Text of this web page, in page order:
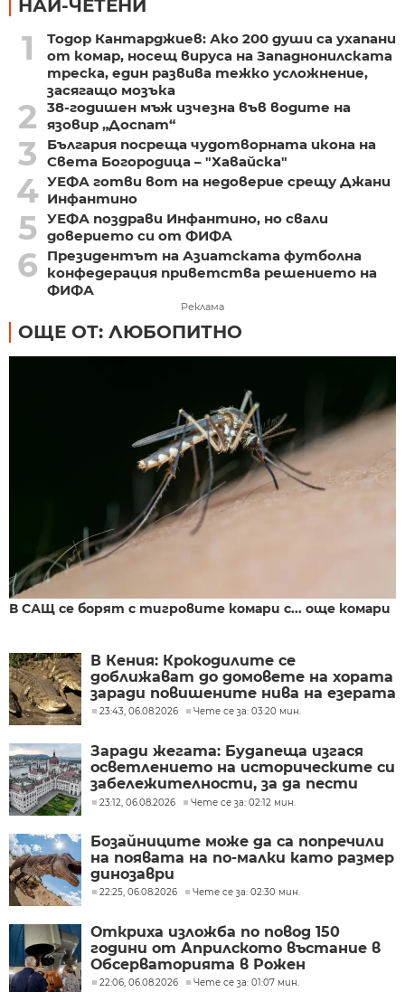
НАЙ-ЧЕТЕНИ
1
Тодор Кантарджиев: Ако 200 души са ухапани
от комар, носещ вируса на Западнонилската
треска, един развива тежко усложнение,
засягащо мозъка
2
38-годишен мъж изчезна във водите на
язовир „Доспат“
3
България посреща чудотворната икона на
Света Богородица – "Хавайска"
4 УЕФА готви вот на недоверие срещу Джани
Инфантино
5 УЕФА поздрави Инфантино, но свали
доверието си от ФИФА
6
Президентът на Азиатската футболна
конфедерация приветства решението на
ФИФА
Реклама
ОЩЕ ОТ: ЛЮБОПИТНО
В САЩ се борят с тигровите комари с... още комари
В Кения: Крокодилите се
доближават до домовете на хората
заради повишените нива на езерата
23:43, 06.08.2026 Чете се за: 03:20 мин.
Заради жегата: Будапеща изгася
осветлението на историческите си
забележителности, за да пести
енергия
23:12, 06.08.2026 Чете се за: 02:12 мин.
Бозайниците може да са попречили
на появата на по-малки като размер
динозаври
22:25, 06.08.2026 Чете се за: 02:30 мин.
Откриха изложба по повод 150
години от Априлското въстание в
Обсерваторията в Рожен
22:06, 06.08.2026 Чете се за: 01:07 мин.